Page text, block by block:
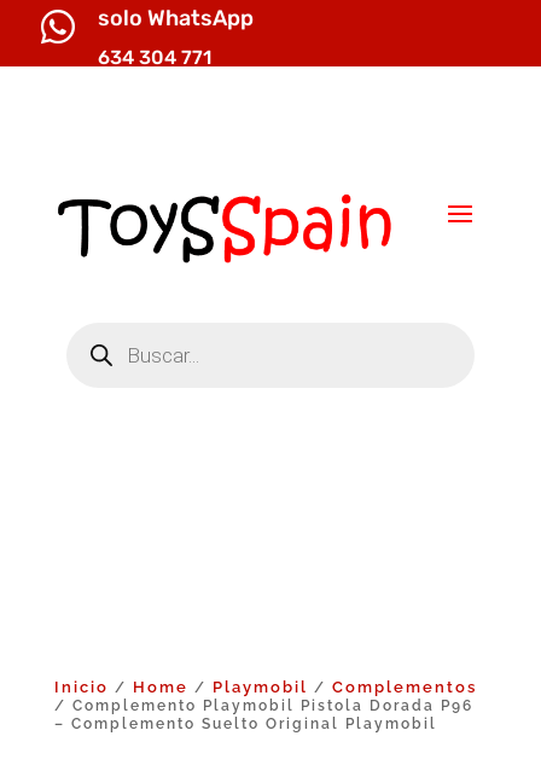
 solo WhatsApp
634 304 771
productos
Inicio / Home / Playmobil / Complementos
/ Complemento Playmobil Pistola Dorada P96
– Complemento Suelto Original Playmobil